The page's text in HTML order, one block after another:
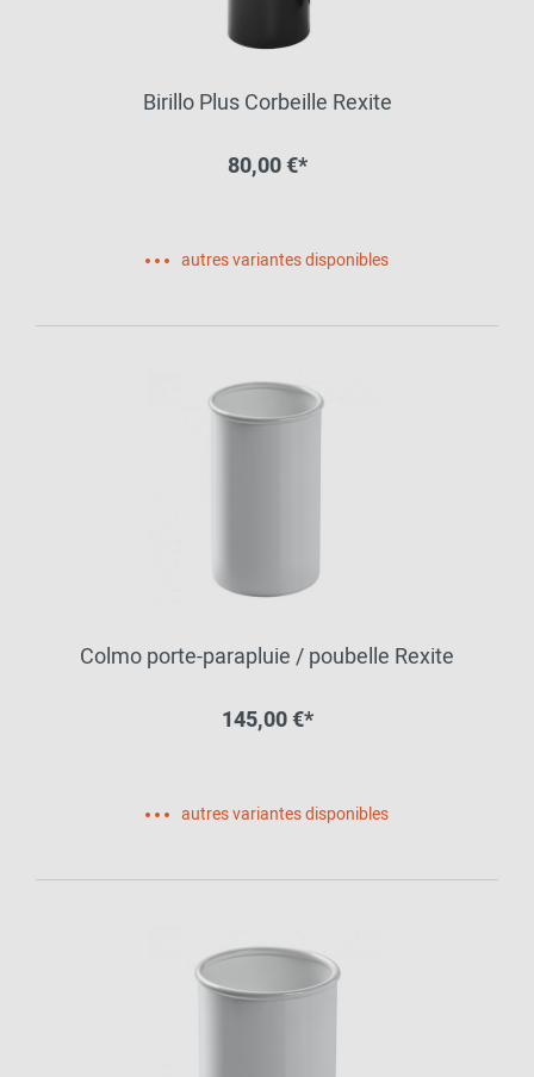
Birillo Plus Corbeille Rexite
80,00 €*
autres variantes disponibles
Colmo porte-parapluie / poubelle Rexite
145,00 €*
autres variantes disponibles